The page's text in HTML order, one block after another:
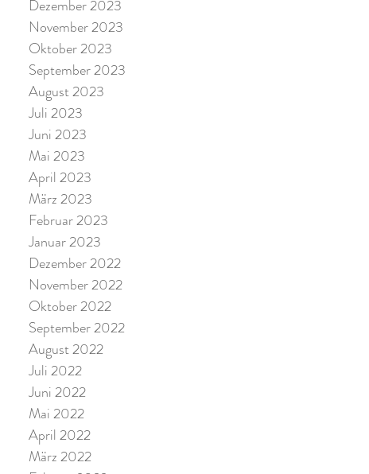
Dezember 2023
November 2023
Oktober 2023
September 2023
August 2023
Juli 2023
Juni 2023
Mai 2023
April 2023
März 2023
Februar 2023
Januar 2023
Dezember 2022
November 2022
Oktober 2022
September 2022
August 2022
Juli 2022
Juni 2022
Mai 2022
April 2022
März 2022